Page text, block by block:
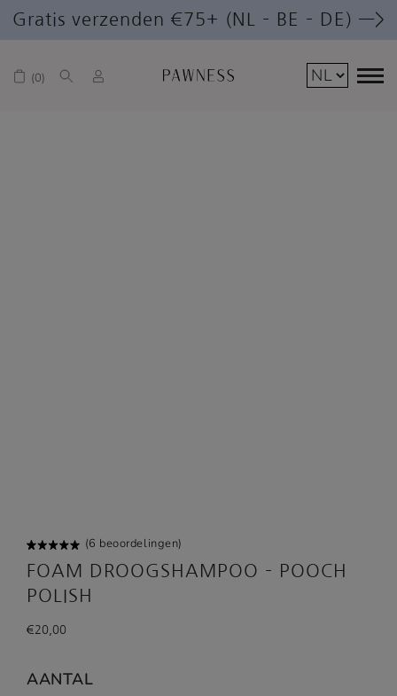
Gratis verzenden €75+ (NL – BE – DE) —>
0
Gewaard
eerd
5.00 op
5
op
6
klant
waarderi
(6 beoordelingen)
FOAM DROOGSHAMPOO – POOCH
POLISH
€ 20,00
AANTAL